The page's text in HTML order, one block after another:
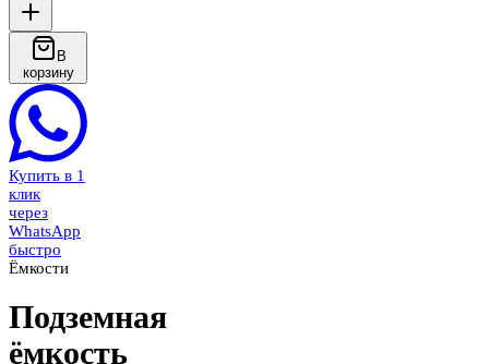
В
корзину
Купить в 1
клик
через
WhatsApp
быстро
Ёмкости
Подземная
ёмкость